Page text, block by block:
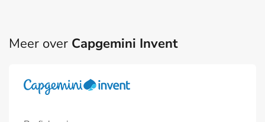
Meer over Capgemini Invent